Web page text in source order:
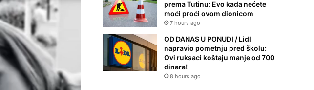
prema Tutinu: Evo kada nećete
moći proći ovom dionicom
7 hours ago
OD DANAS U PONUDI / Lidl
napravio pometnju pred školu:
Ovi ruksaci koštaju manje od 700
dinara!
8 hours ago